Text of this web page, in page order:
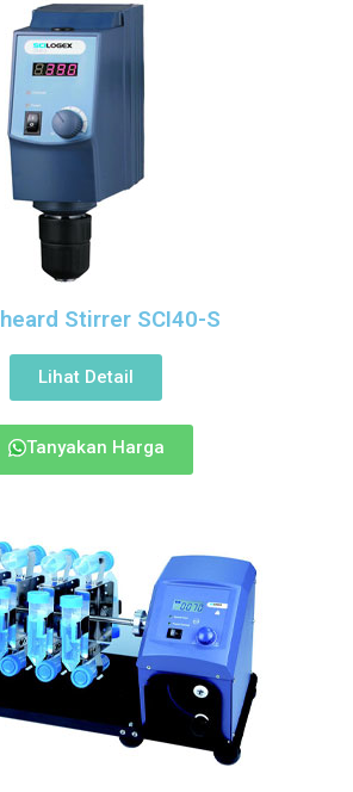
Stirrer SCI40-S
Lihat Detail
Tanyakan Harga